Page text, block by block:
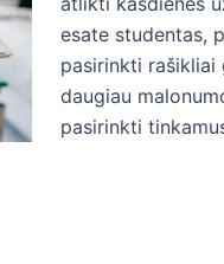
esate studentas,
pasirinkti
daugiau
pasirinkti